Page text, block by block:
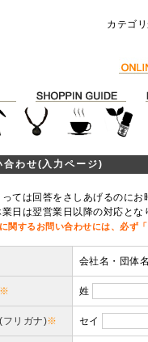
カテゴ
合わせ(入力ページ)
っては回答をさしあげるのに
業日は翌営業日以降の対応と
関するお問い合わせには、必ず
会社名・団体
※ 姓
フリガナ)※ セイ